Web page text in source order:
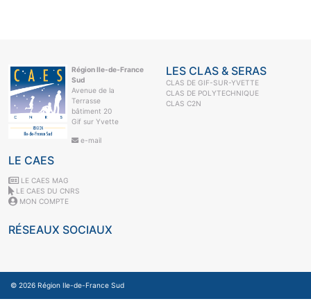
Région Ile-de-France
Sud
Avenue de la
Terrasse
bâtiment 20
Gif sur Yvette
e-mail
LES CLAS & SERAS
CLAS DE GIF-SUR-YVETTE
CLAS DE POLYTECHNIQUE
CLAS C2N
LE CAES
LE CAES MAG
LE CAES DU CNRS
MON COMPTE
RÉSEAUX SOCIAUX
© 2026 Région Ile-de-France Sud